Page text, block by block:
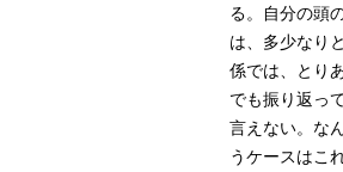
る。自分の頭
は、多少なり
係では、とり
でも振り返っ
言えない。な
うケースはこ